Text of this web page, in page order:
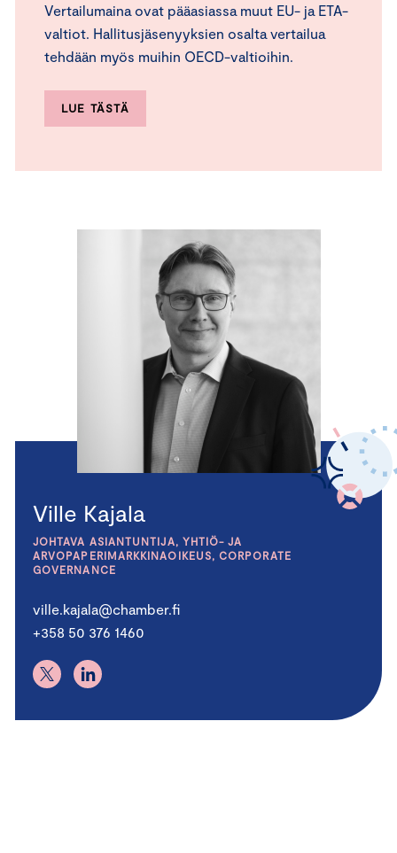
Vertailumaina ovat pääasiassa muut EU- ja ETA-
valtiot. Hallitusjäsenyyksien osalta vertailua
tehdään myös muihin OECD-valtioihin.
LUE TÄSTÄ
Ville Kajala
JOHTAVA ASIANTUNTIJA, YHTIÖ- JA
ARVOPAPERIMARKKINAOIKEUS, CORPORATE
GOVERNANCE
ville.kajala@chamber.fi
+358 50 376 1460